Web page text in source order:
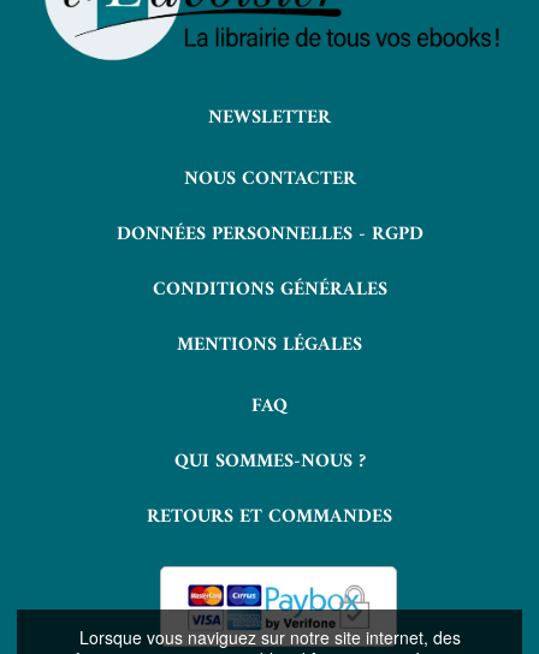
Lorsque vous naviguez sur notre site internet, des
NEWSLETTER
NOUS CONTACTER
DONNÉES PERSONNELLES - RGPD
CONDITIONS GÉNÉRALES
MENTIONS LÉGALES
FAQ
QUI SOMMES-NOUS ?
RETOURS ET COMMANDES